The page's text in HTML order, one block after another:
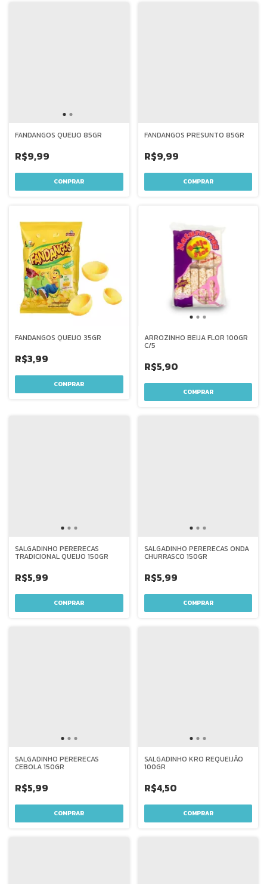
FANDANGOS QUEIJO 85GR
R$9,99
FANDANGOS PRESUNTO 85GR
R$9,99
FANDANGOS QUEIJO 35GR
R$3,99
ARROZINHO BEIJA FLOR 100GR
C/5
R$5,90
SALGADINHO PERERECAS
TRADICIONAL QUEIJO 150GR
R$5,99
SALGADINHO PERERECAS ONDA
CHURRASCO 150GR
R$5,99
SALGADINHO PERERECAS
CEBOLA 150GR
R$5,99
SALGADINHO KRO REQUEIJÃO
100GR
R$4,50